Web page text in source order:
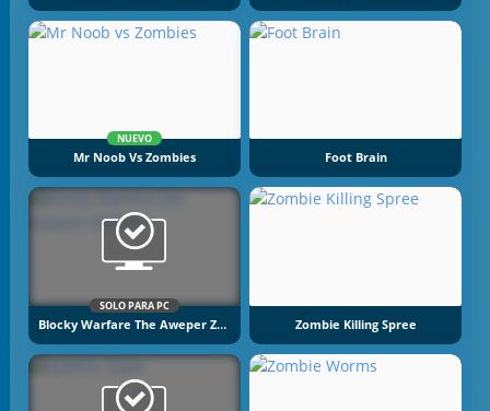
NUEVO
Mr Noob Vs Zombies Foot Brain
SOLO PARA PC
Blocky Warfare The Aweper Zombie Zombie Killing Spree